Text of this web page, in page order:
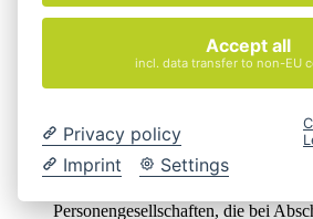
Wir verkaufen online
Unsere Angebote richten sich nur an
Personengesellschaften, die bei
Accept all
incl. data transfer to non-EU
Privacy policy
Imprint
Settings